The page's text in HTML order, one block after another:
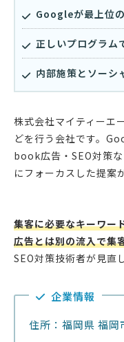
Googleが最上位
正しいプログラム
内部施策とソーシ
株式会社マイティーエ
どを行う会社です。
book広告・SEO対策
にフォーカスした提案
集客に必要なキーワー
広告とは別の流入で集
SEO対策技術者が見直
企業情報
住所：福岡県 福